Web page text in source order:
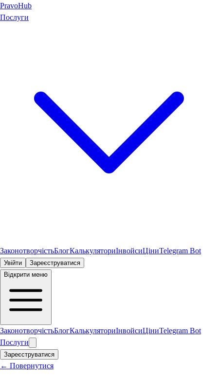
PravoHub
Послуги
ЗаконотворчістьБлогКалькуляториІнвойсиЦіниTelegram Bot
Увійти
Зареєструватися
Відкрити меню
ЗаконотворчістьБлогКалькуляториІнвойсиЦіниTelegram Bot
Послуги
Зареєструватися
← Повернутися